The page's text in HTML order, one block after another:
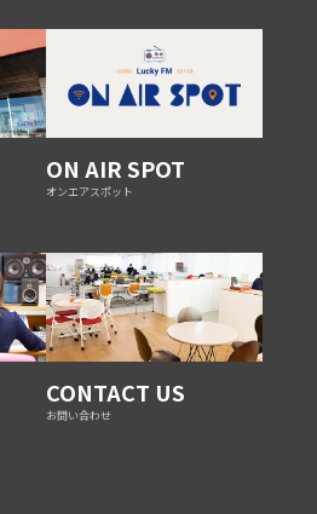
ON AIR SPOT
オンエアスポット
CONTACT US
お問い合わせ